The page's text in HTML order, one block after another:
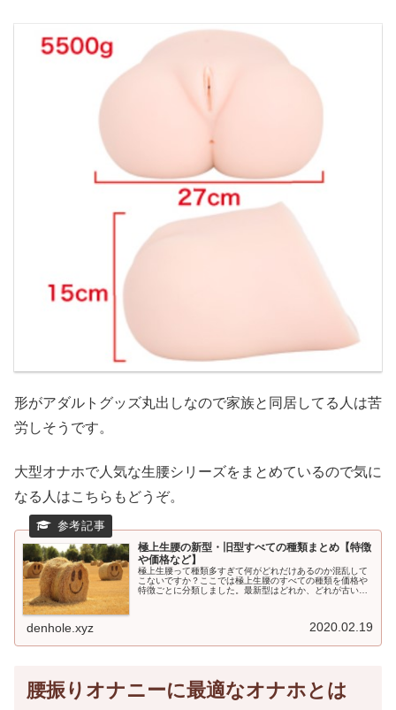
形がアダルトグッズ丸出しなので家族と同居してる人は苦
労しそうです。
大型オナホで人気な生腰シリーズをまとめているので気に
なる人はこちらもどうぞ。
極上生腰の新型・旧型すべての種類まとめ【特徴
や価格など】
極上生腰って種類多すぎて何がどれだけあるのか混乱して
こないですか？ここでは極上生腰のすべての種類を価格や
特徴ごとに分類しました。最新型はどれか、どれが古いの
denhole.xyz 2020.02.19
腰振りオナニーに最適なオナホとは